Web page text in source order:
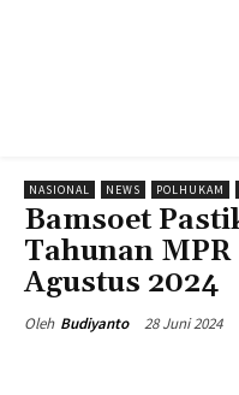
NASIONAL NEWS POLHUKAM
Bamsoet
Tahunan
Agustus 2024
Oleh Budiyanto 28 Juni 2024